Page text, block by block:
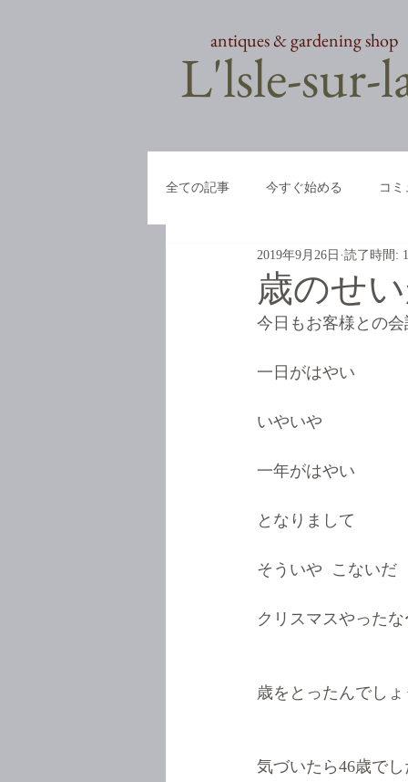
​L'lsle-sur-
antiques & gardening shop
全ての記事 今すぐ始める コミ
歳のせ
2019年9月26日 読了時間:
今日もお客様との会
一日がはやい
いやいや
一年がはやい
となりまして
そういや  こないだ
クリスマスやった
歳をとったんでしょ
気づいたら46歳でし